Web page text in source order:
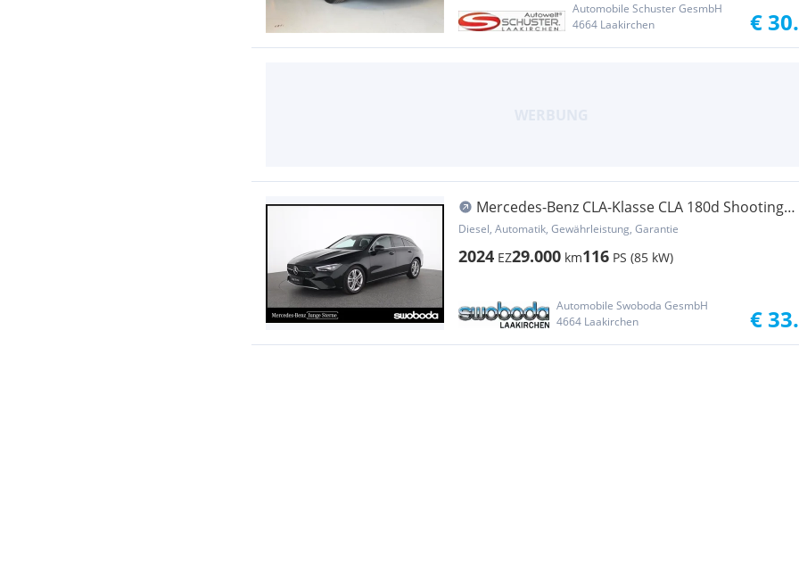
Automobile Schuster GesmbH
4664 Laakirchen
€
Mercedes-Benz CLA-Klasse CLA 180d Shooting
Brake Österreich-Edition Aut.
Diesel, Automatik, Gewährleistung, Garantie
2024 EZ29.000 km116 PS (85 kW)
Automobile Swoboda GesmbH
4664 Laakirchen
€